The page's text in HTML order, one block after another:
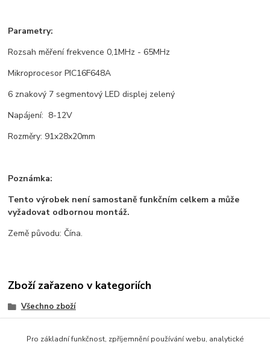
Parametry:
Rozsah měření frekvence 0,1MHz - 65MHz
Mikroprocesor PIC16F648A
6 znakový 7 segmentový LED displej zelený
Napájení: 8-12V
Rozměry: 91x28x20mm
Poznámka:
Tento výrobek není samostaně funkčním celkem a může
vyžadovat odbornou montáž.
Země původu: Čína.
Zboží zařazeno v kategoriích
Všechno zboží
Pro základní funkčnost, zpříjemnění používání webu, analytické